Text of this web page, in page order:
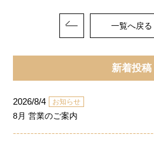
一覧へ戻る
新着投稿
2026/8/4 お知らせ
8月 営業のご案内